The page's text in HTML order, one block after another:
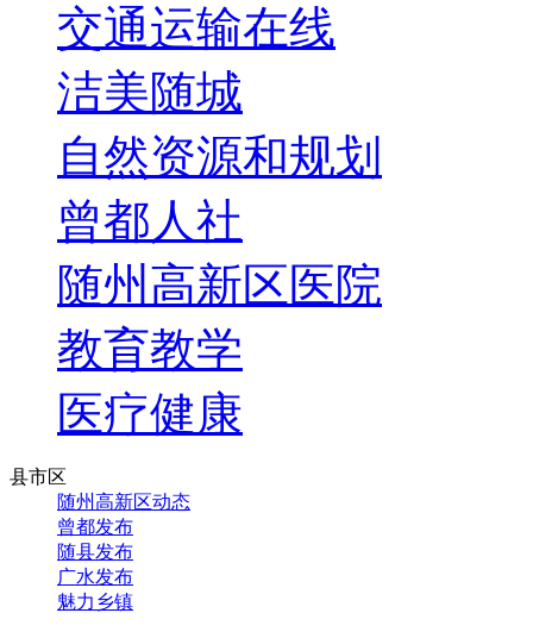
交通运输在线
洁美随城
自然资源和规划
曾都人社
随州高新区医院
教育教学
医疗健康
县市区
随州高新区动态
曾都发布
随县发布
广水发布
魅力乡镇